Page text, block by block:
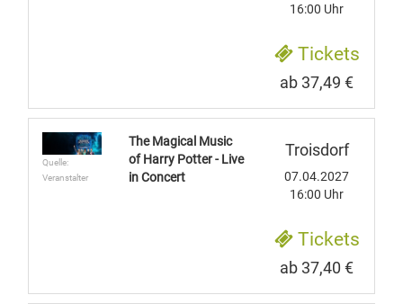
16:00 Uhr
Tickets
ab 37,49 €
Quelle:
Veranstalter
The Magical Music
of Harry Potter - Live
in Concert
Troisdorf
07.04.2027
16:00 Uhr
Tickets
ab 37,40 €